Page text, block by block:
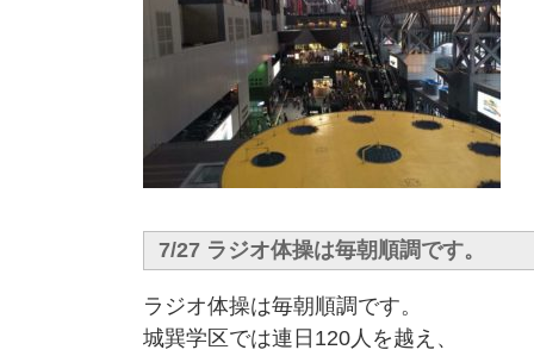
7/27 ラジオ体操は毎朝順調です。
ラジオ体操は毎朝順調です。
城巽学区では連日120人を越え、